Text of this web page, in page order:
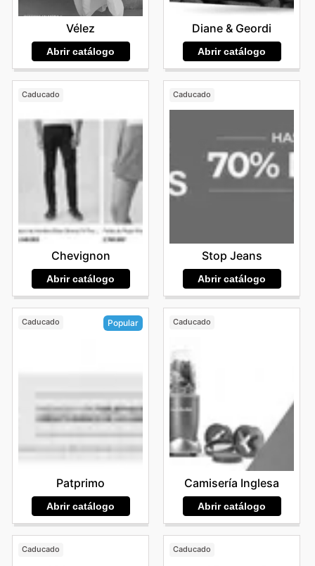
Vélez
Abrir catálogo
Diane & Geordi
Abrir catálogo
Caducado
Chevignon
Abrir catálogo
Caducado
Stop Jeans
Abrir catálogo
Caducado Popular
Patprimo
Abrir catálogo
Caducado
Camisería Inglesa
Abrir catálogo
Caducado Caducado